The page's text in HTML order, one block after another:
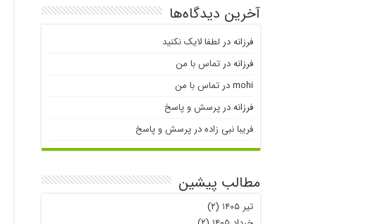
آخرین دیدگاه‌ها
فرزانهدر لطفا لایک نکنید
فرزانهدر تماس با من
mohiدر تماس با من
فرزانهدر پرسش و پاسخ
فریبا نبی زادهدر پرسش و پاسخ
مطالب پیشین
تیر ۱۴۰۵
(۲)